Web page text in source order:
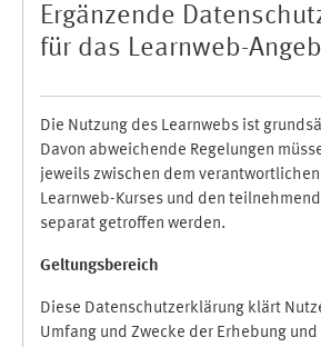
Ergänzende
für das Learnweb-
Die Nutzung des Learnwebs ist
Davon abweichende Regelungen
jeweils zwischen dem
Learnweb-Kurses und den
separat getroffen werden.
Geltungsbereich
Diese Datenschutzerklärung klärt
Umfang und Zwecke der Erhebung